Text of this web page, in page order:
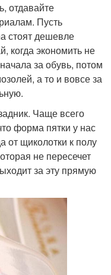
отдавайте
Пусть
стоят дешевле
когда экономить не
за обувь, потом
а то и вовсе за
Чаще всего
форма пятки у нас
от щиколотки к полу
не пересечет
за эту прямую